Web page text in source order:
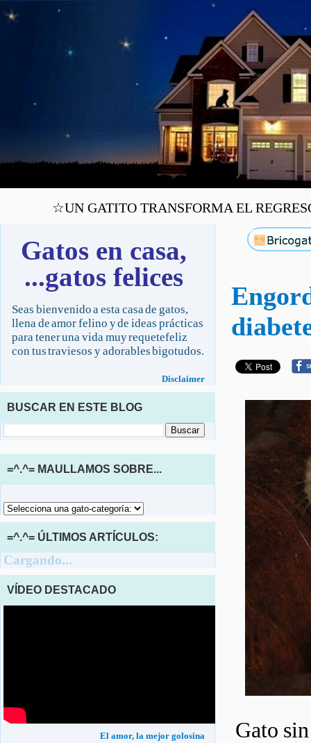
☆UN GATITO TRANSFORMA EL
Gato
Gatos en casa,
...gatos felices
Seas bienvenido a esta casa de gatos,
llena de amor felino y de ideas prácticas
para tener una vida muy requetefeliz
con tus traviesos y adorables bigotudos.
Disclaimer
BUSCAR EN ESTE BLOG
=^.^= MAULLAMOS SOBRE...
=^.^= ÚLTIMOS ARTÍCULOS:
Cargando...
VÍDEO DESTACADO
El amor, la mejor golosina